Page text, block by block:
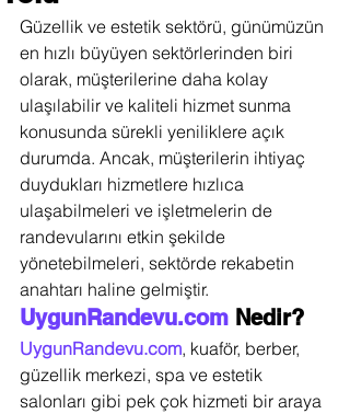
Güzellik ve estetik sektörü, günümüzün
en hızlı büyüyen sektörlerinden biri
olarak, müşterilerine daha kolay
ulaşılabilir ve kaliteli hizmet sunma
konusunda sürekli yeniliklere açık
durumda. Ancak, müşterilerin ihtiyaç
duydukları hizmetlere hızlıca
ulaşabilmeleri ve işletmelerin de
randevularını etkin şekilde
yönetebilmeleri, sektörde rekabetin
anahtarı haline gelmiştir.
UygunRandevu.com Nedir?
UygunRandevu.com, kuaför, berber,
güzellik merkezi, spa ve estetik
salonları gibi pek çok hizmeti bir araya